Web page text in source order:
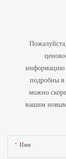
информацию
подробны
можно
вашим новым
Имя